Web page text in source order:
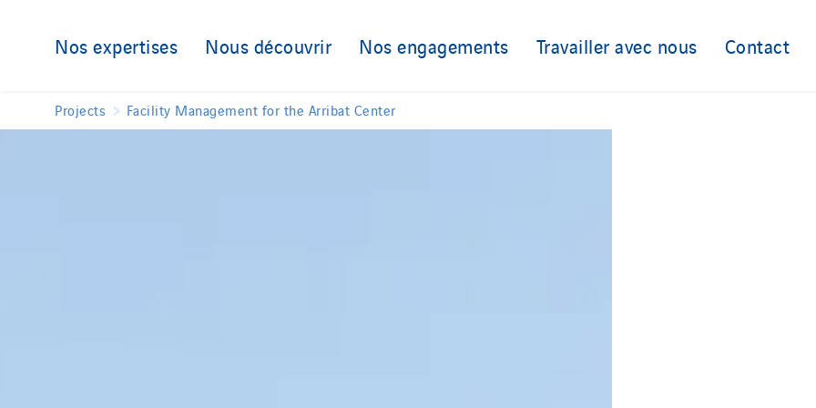
Nos expertises Nous découvrir Nos engagements Travailler avec nous Contact
Projects Facility Management for the Arribat Center